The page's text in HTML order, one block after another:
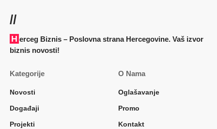
//
Herceg Biznis – Poslovna strana Hercegovine. Vaš izvor
biznis novosti!
Kategorije
Novosti
Događaji
Projekti
O Nama
Oglašavanje
Promo
Kontakt